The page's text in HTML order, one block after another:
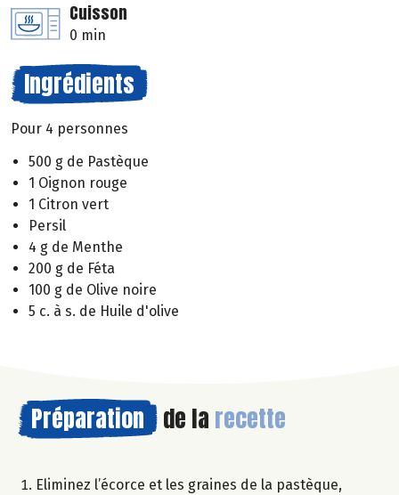
Cuisson
0 min
Ingrédients
Pour 4 personnes
500 g de Pastèque
1 Oignon rouge
1 Citron vert
Persil
4 g de Menthe
200 g de Féta
100 g de Olive noire
5 c. à s. de Huile d'olive
Préparation de la recette
Eliminez l’écorce et les graines de la pastèque,